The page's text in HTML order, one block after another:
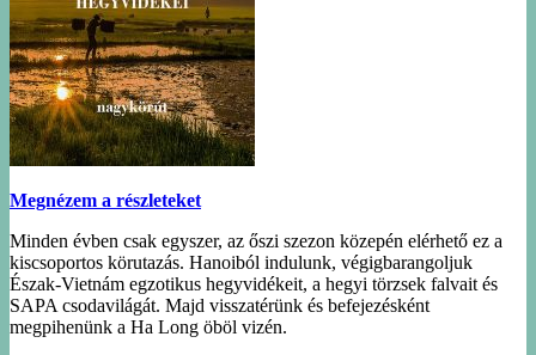
Megnézem a részleteket
Minden évben csak egyszer, az őszi szezon közepén elérhető ez a
kiscsoportos körutazás. Hanoiból indulunk, végigbarangoljuk
Észak-Vietnám egzotikus hegyvidékeit, a hegyi törzsek falvait és
SAPA csodavilágát. Majd visszatérünk és befejezésként
megpihenünk a Ha Long öböl vizén.